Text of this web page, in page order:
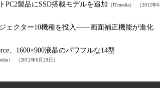
PC2製品にSSD搭載モデルを追加 （ITmedia） （2012年6
ェクター10機種を投入――画面補正機能が進化
、1600×900液晶のパワフルな14型
） （2012年6月29日）